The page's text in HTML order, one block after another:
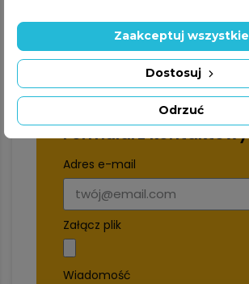
+48 22 228 72 89
+48 570 507 070
Formularz kontaktowy
Adres e-mail
Załącz plik
Wiadomość
Odrzuć
Dostosuj
Zaakceptuj wszystkie